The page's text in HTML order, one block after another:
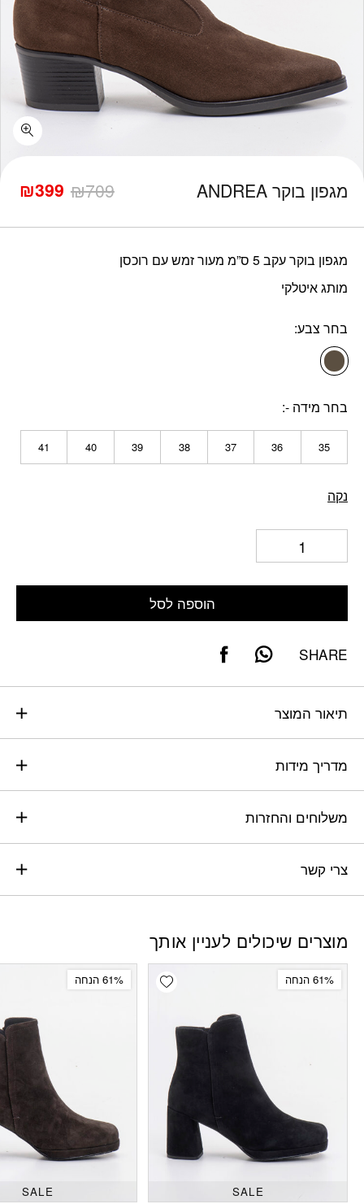
מגפון בוקר ANDREA ₪709
המחיר
המקורי
₪399 המחיר
הנוכחי
מגפון בוקר עקב 5 ס”מ מעור זמש עם רוכסן
מותג איטלקי
בחר צבע
בחר מידה -
35
36
37
38
39
40
41
נקה
הוספה לסל
SHARE
תיאור המוצר
מדריך מידות
משלוחים והחזרות
צרי קשר
מוצרים שיכולים לעניין אותך
Add wishlist 61% הנחה
SALE
61% הנחה
SALE